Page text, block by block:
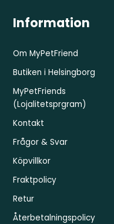
Information
Om MyPetFriend
Butiken i Helsingborg
MyPetFriends
(Lojalitetsprgram)
Kontakt
Frågor & Svar
Köpvillkor
Fraktpolicy
Retur
Återbetalningspolicy